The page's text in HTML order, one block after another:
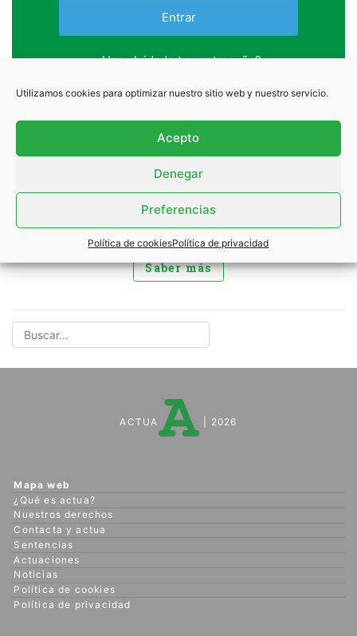
Utilizamos cookies para optimizar nuestro sitio web y nuestro servicio.
Acepto
Denegar
Preferencias
Política de cookiesPolítica de privacidad
¿Has olvidado tu contraseña?
¿Quieres unirte a
nosotros?
Es muy fácil
ASÓCIATE
Saber más
ACTUA | 2026
Mapa web
¿Qué es actua?
Nuestros derechos
Contacta y actua
Sentencias
Actuaciones
Noticias
Política de cookies
Política de privacidad